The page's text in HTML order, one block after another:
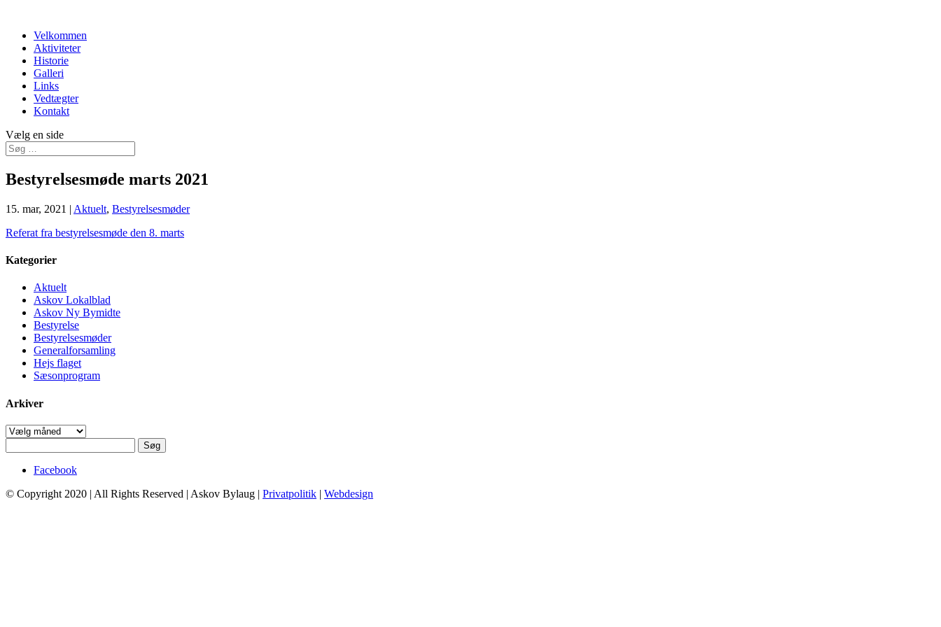
Velkommen
Aktiviteter
Historie
Galleri
Links
Vedtægter
Kontakt
Vælg en side
Bestyrelsesmøde marts 2021
15. mar, 2021 | Aktuelt, Bestyrelsesmøder
Referat fra bestyrelsesmøde den 8. marts
Kategorier
Aktuelt
Askov Lokalblad
Askov Ny Bymidte
Bestyrelse
Bestyrelsesmøder
Generalforsamling
Hejs flaget
Sæsonprogram
Arkiver
Arkiver
efter:
Facebook
© Copyright 2020 | All Rights Reserved | Askov Bylaug | Privatpolitik | Webdesign